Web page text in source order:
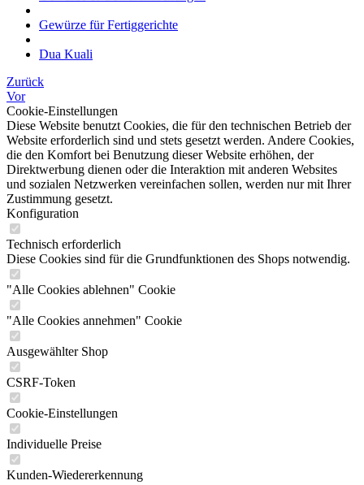
Gewürze für Fertiggerichte
Dua Kuali
Zurück
Vor
Cookie-Einstellungen
Diese Website benutzt Cookies, die für den technischen Betrieb der
Website erforderlich sind und stets gesetzt werden. Andere Cookies,
die den Komfort bei Benutzung dieser Website erhöhen, der
Direktwerbung dienen oder die Interaktion mit anderen Websites
und sozialen Netzwerken vereinfachen sollen, werden nur mit Ihrer
Zustimmung gesetzt.
Konfiguration
Technisch erforderlich
Diese Cookies sind für die Grundfunktionen des Shops notwendig.
"Alle Cookies ablehnen" Cookie
"Alle Cookies annehmen" Cookie
Ausgewählter Shop
CSRF-Token
Cookie-Einstellungen
Individuelle Preise
Kunden-Wiedererkennung